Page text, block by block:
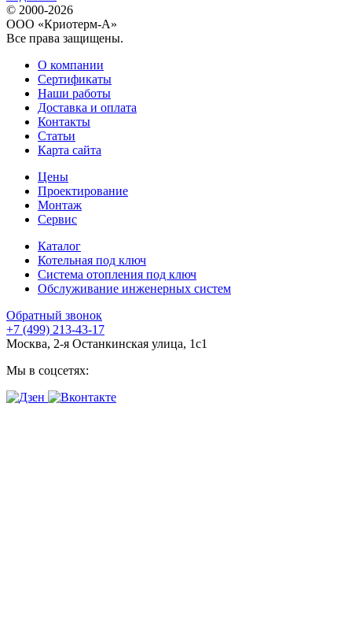
© 2000-2026
ООО «Криотерм-А»
Все права защищены.
О компании
Сертификаты
Наши работы
Доставка и оплата
Контакты
Статьи
Карта сайта
Цены
Проектирование
Монтаж
Сервис
Каталог
Котельная под ключ
Система отопления под ключ
Обслуживание инженерных систем
Обратный звонок
+7 (499) 213-43-17
Москва, 2-я Останкинская улица, 1с1
Мы в соцсетях: